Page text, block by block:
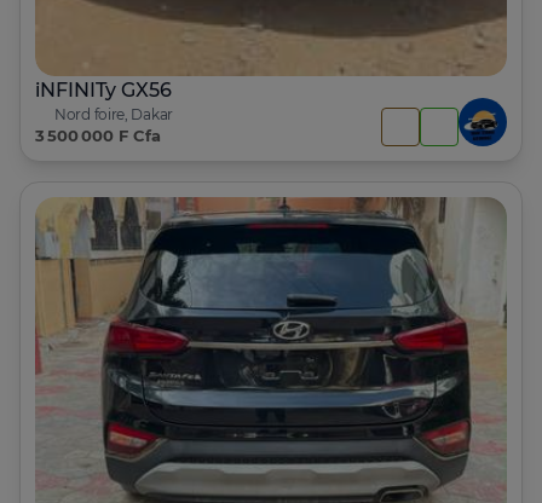
iNFINITy GX56
Nord foire, Dakar
3 500 000 F Cfa